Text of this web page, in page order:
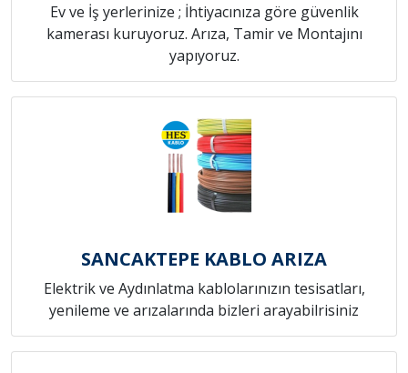
Ev ve İş yerlerinize ; İhtiyacınıza göre güvenlik
kamerası kuruyoruz. Arıza, Tamir ve Montajını
yapıyoruz.
SANCAKTEPE KABLO ARIZA
Elektrik ve Aydınlatma kablolarınızın tesisatları,
yenileme ve arızalarında bizleri arayabilrisiniz